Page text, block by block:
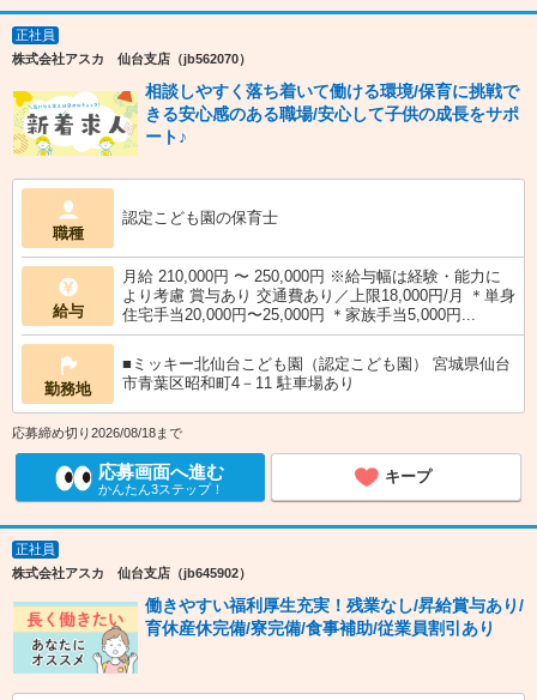
正社員
株式会社アスカ 仙台支店（jb562070）
相談しやすく落ち着いて働ける環境/保育に挑戦で
きる安心感のある職場/安心して子供の成長をサポ
ート♪
職種
認定こども園の保育士
給与
月給 210,000円 〜 250,000円 ※給与幅は経験・能力に
より考慮 賞与あり 交通費あり／上限18,000円/月 ＊単身
住宅手当20,000円〜25,000円 ＊家族手当5,000円...
勤務地
■ミッキー北仙台こども園（認定こども園） 宮城県仙台
市青葉区昭和町4－11 駐車場あり
応募締め切り2026/08/18まで
応募画面へ進む
かんたん3ステップ！
キープ
正社員
株式会社アスカ 仙台支店（jb645902）
働きやすい福利厚生充実！残業なし/昇給賞与あり/
育休産休完備/寮完備/食事補助/従業員割引あり